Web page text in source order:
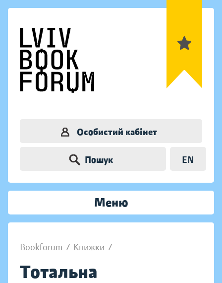
Особистий кабінет
Пошук EN
Меню
Bookforum / Книжки /
Тотальна